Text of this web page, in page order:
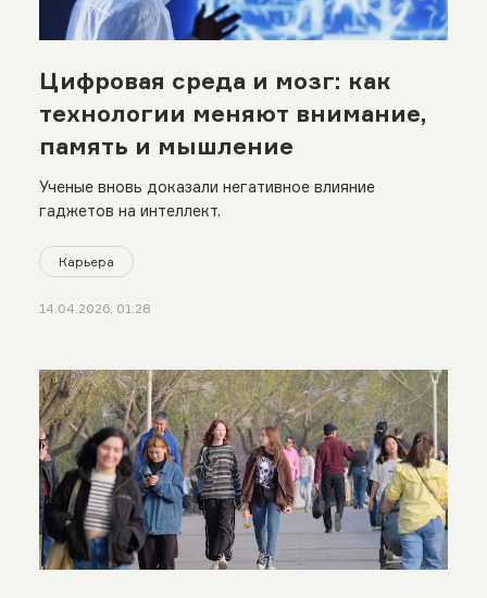
Цифровая среда и мозг: как
технологии меняют внимание,
память и мышление
Ученые вновь доказали негативное влияние
гаджетов на интеллект.
Карьера
14.04.2026, 01:28